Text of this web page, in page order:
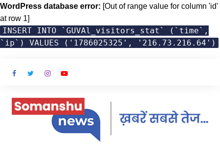
WordPress database error: [Out of range value for column 'id'
at row 1]
INSERT INTO `GUVAl_visitors_stat` (`time`,
`ip`) VALUES ('1786025325', '216.73.216.64')